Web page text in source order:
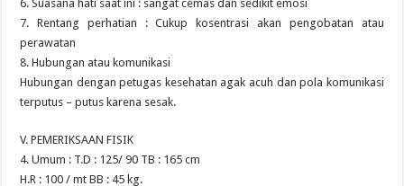
6. Suasana hati saat ini : sangat cemas dan sedikit emosi
7. Rentang perhatian : Cukup kosentrasi akan pengobatan atau
perawatan
8. Hubungan atau komunikasi
Hubungan dengan petugas kesehatan agak acuh dan pola komunikasi
terputus – putus karena sesak.
V. PEMERIKSAAN FISIK
4. Umum : T.D : 125/ 90 TB : 165 cm
H.R : 100 / mt BB : 45 kg.